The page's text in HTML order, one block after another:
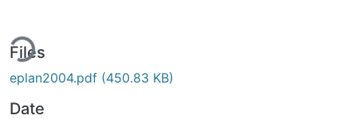
Files
eplan2004.pdf (450.83 KB)
Date